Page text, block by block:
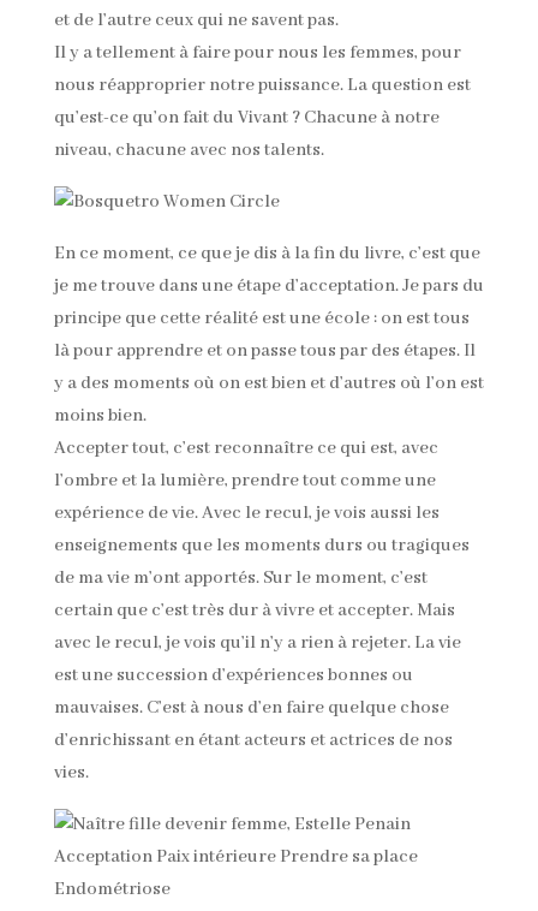
et de l’autre ceux qui ne savent pas.
Il y a tellement à faire pour nous les femmes, pour
nous réapproprier notre puissance. La question est
qu’est-ce qu’on fait du Vivant ? Chacune à notre
niveau, chacune avec nos talents.
En ce moment, ce que je dis à la fin du livre, c’est que
je me trouve dans une étape d’acceptation. Je pars du
principe que cette réalité est une école : on est tous
là pour apprendre et on passe tous par des étapes. Il
y a des moments où on est bien et d’autres où l’on est
moins bien.
Accepter tout, c’est reconnaître ce qui est, avec
l’ombre et la lumière, prendre tout comme une
expérience de vie. Avec le recul, je vois aussi les
enseignements que les moments durs ou tragiques
de ma vie m’ont apportés. Sur le moment, c’est
certain que c’est très dur à vivre et accepter. Mais
avec le recul, je vois qu’il n’y a rien à rejeter. La vie
est une succession d’expériences bonnes ou
mauvaises. C’est à nous d’en faire quelque chose
d’enrichissant en étant acteurs et actrices de nos
vies.